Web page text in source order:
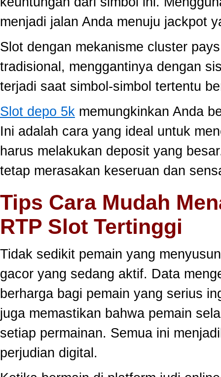
menjadi jalan Anda menuju jackpot
Slot dengan mekanisme cluster
tradisional, menggantinya dengan
terjadi saat simbol-simbol tertentu
Slot depo 5k memungkinkan Anda
Ini adalah cara yang ideal untuk
harus melakukan deposit yang
tetap merasakan keseruan dan
Tips Cara Mudah
RTP Slot Tertinggi
Tidak sedikit pemain yang
gacor yang sedang aktif. Data
berharga bagi pemain yang serius
juga memastikan bahwa pemain
setiap permainan. Semua ini
perjudian digital.